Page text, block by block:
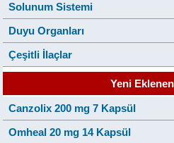
Solunum Sistemi
Duyu Organları
Çeşitli İlaçlar
Yeni
Canzolix 200 mg 7 Kapsül
Omheal 20 mg 14 Kapsül